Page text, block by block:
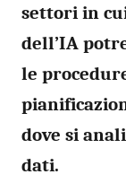
settori in
dell’IA
le
dove si
dati.